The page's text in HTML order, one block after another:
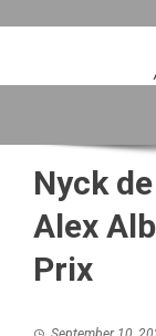
Nyck
Alex
Prix